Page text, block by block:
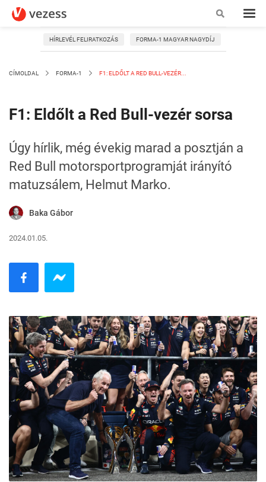
HÍRLEVÉL FELIRATKOZÁS FORMA-1 MAGYAR NAGYDÍJ
CÍMOLDAL FORMA-1 F1: ELDŐLT A RED BULL-VEZÉR...
F1: Eldőlt a Red Bull-vezér sorsa
Úgy hírlik, még évekig marad a posztján a
Red Bull motorsportprogramját irányító
matuzsálem, Helmut Marko.
Baka Gábor
2024.01.05.